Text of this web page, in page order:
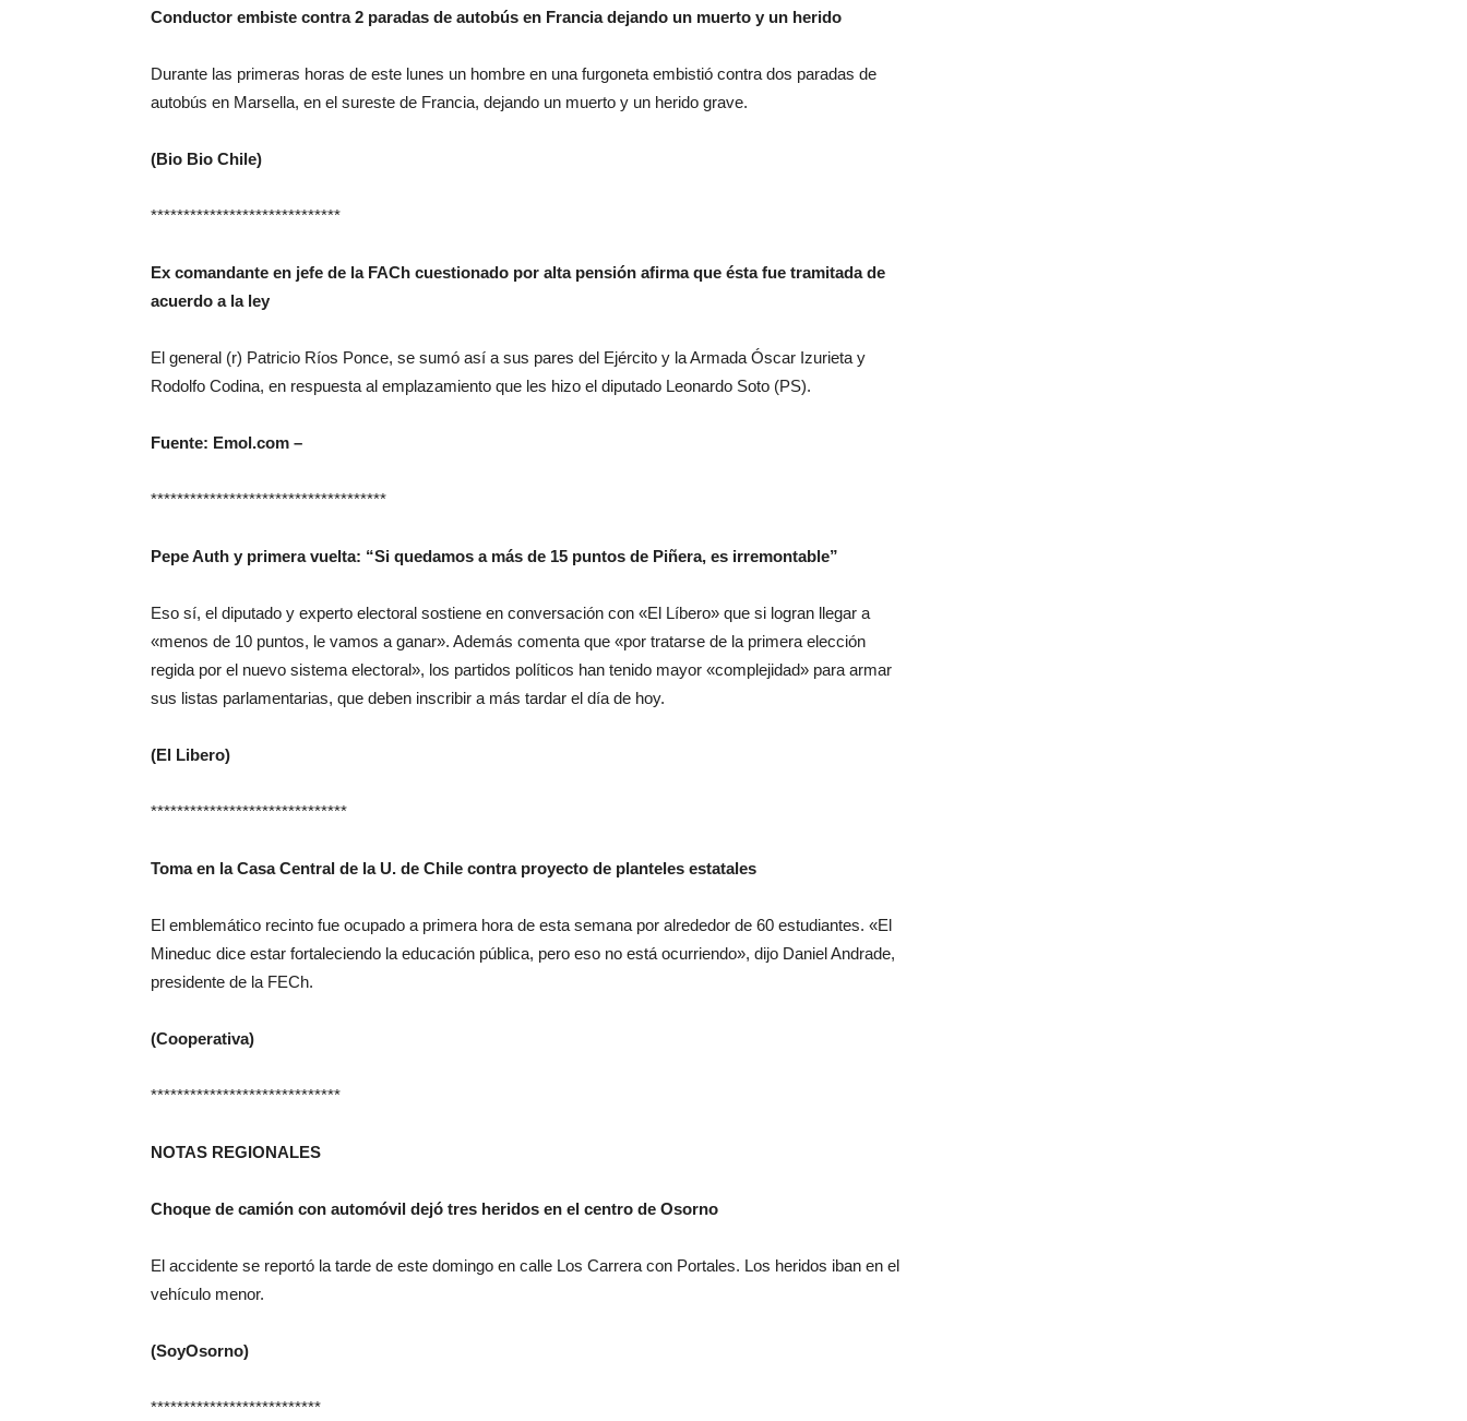
Conductor embiste contra 2 paradas de autobús en Francia dejando un muerto y un herido
Durante las primeras horas de este lunes un hombre en una furgoneta embistió contra dos paradas de
autobús en Marsella, en el sureste de Francia, dejando un muerto y un herido grave.
(Bio Bio Chile)
*****************************
Ex comandante en jefe de la FACh cuestionado por alta pensión afirma que ésta fue tramitada de
acuerdo a la ley
El general (r) Patricio Ríos Ponce, se sumó así a sus pares del Ejército y la Armada Óscar Izurieta y
Rodolfo Codina, en respuesta al emplazamiento que les hizo el diputado Leonardo Soto (PS).
Fuente: Emol.com –
************************************
Pepe Auth y primera vuelta: “Si quedamos a más de 15 puntos de Piñera, es irremontable”
Eso sí, el diputado y experto electoral sostiene en conversación con «El Líbero» que si logran llegar a
«menos de 10 puntos, le vamos a ganar». Además comenta que «por tratarse de la primera elección
regida por el nuevo sistema electoral», los partidos políticos han tenido mayor «complejidad» para armar
sus listas parlamentarias, que deben inscribir a más tardar el día de hoy.
(El Libero)
******************************
Toma en la Casa Central de la U. de Chile contra proyecto de planteles estatales
El emblemático recinto fue ocupado a primera hora de esta semana por alrededor de 60 estudiantes. «El
Mineduc dice estar fortaleciendo la educación pública, pero eso no está ocurriendo», dijo Daniel Andrade,
presidente de la FECh.
(Cooperativa)
*****************************
NOTAS REGIONALES
Choque de camión con automóvil dejó tres heridos en el centro de Osorno
El accidente se reportó la tarde de este domingo en calle Los Carrera con Portales. Los heridos iban en el
vehículo menor.
(SoyOsorno)
**************************